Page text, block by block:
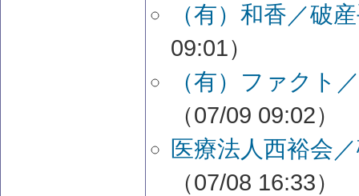
（有）和香／破
09:01）
（有）ファクト
（07/09 09:02）
医療法人西裕会
（07/08 16:33）